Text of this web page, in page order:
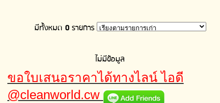
มีทั้งหมด 0รายการ
ไม่มีข้อมูล
ขอใบเสนอราคาได้ทางไลน์ ไอดี
@cleanworld.cw